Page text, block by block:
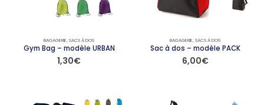
BAGAGERIE, SACS À DOS
Gym Bag – modèle URBAN
1,30€
BAGAGERIE, SACS À DOS
Sac à dos – modèle PACK
6,00€